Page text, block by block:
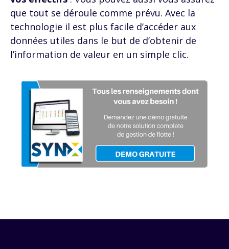
que tout se déroule comme prévu. Avec la
technologie il est plus facile d’accéder aux
données utiles dans le but de d’obtenir de
l’information de valeur en un simple clic.